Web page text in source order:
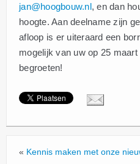
jan@hoogbouw.nl, en dan
hoogte. Aan deelname zijn
afloop is er uiteraard een
mogelijk van uw op 25
begroeten!
« Kennis maken met onze